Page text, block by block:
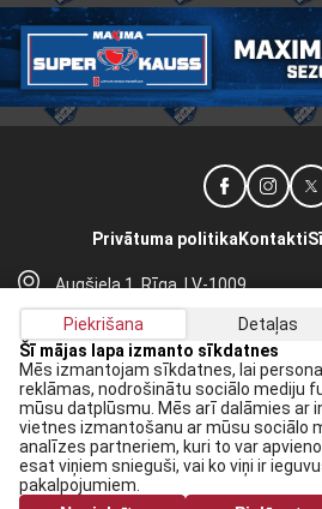
Augšiela 1, Rīga, LV-1009
lhf@lhf.lv
+371 67565614
Privātuma politika Kontakti
Saņem jaunākās ziņas savā E-pastā:
Piekrītu savaidatu apstrādei
Piekrišana Detaļas
Šī mājas lapa izmanto sīkdatnes
Mēs izmantojam sīkdatnes, lai
reklāmas, nodrošinātu sociālo mediju
mūsu datplūsmu. Mēs arī dalāmies ar
vietnes izmantošanu ar mūsu sociālo
analīzes partneriem, kuri to var
esat viņiem snieguši, vai ko viņi ir
pakalpojumiem.